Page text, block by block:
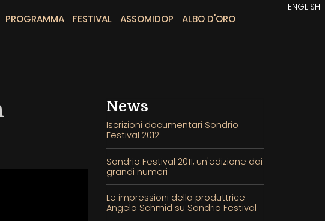
PROGRAMMA FESTIVAL ASSOMIDOP ALBO D'ORO
ENGLISH
News
Iscrizioni documentari Sondrio
Festival 2012
Sondrio Festival 2011, un'edizione dai
grandi numeri
Le impressioni della produttrice
Angela Schmid su Sondrio Festival